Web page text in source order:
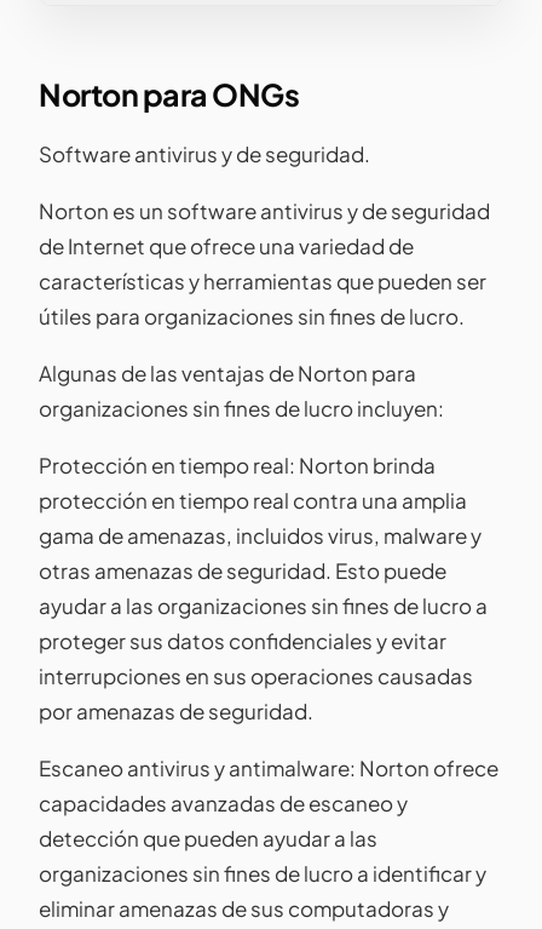
Norton para ONGs
Software antivirus y de seguridad.
Norton es un software antivirus y de seguridad
de Internet que ofrece una variedad de
características y herramientas que pueden ser
útiles para organizaciones sin fines de lucro.
Algunas de las ventajas de Norton para
organizaciones sin fines de lucro incluyen:
Protección en tiempo real: Norton brinda
protección en tiempo real contra una amplia
gama de amenazas, incluidos virus, malware y
otras amenazas de seguridad. Esto puede
ayudar a las organizaciones sin fines de lucro a
proteger sus datos confidenciales y evitar
interrupciones en sus operaciones causadas
por amenazas de seguridad.
Escaneo antivirus y antimalware: Norton ofrece
capacidades avanzadas de escaneo y
detección que pueden ayudar a las
organizaciones sin fines de lucro a identificar y
eliminar amenazas de sus computadoras y